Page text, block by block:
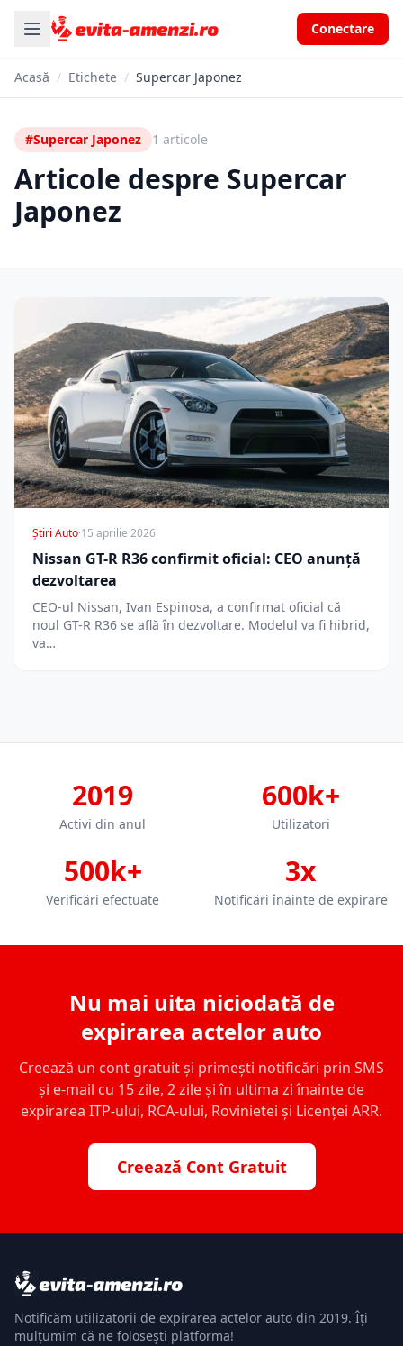
Conectare
Acasă / Etichete / Supercar Japonez
#Supercar Japonez 1 articole
Articole despre Supercar
Japonez
Știri Auto·15 aprilie 2026
Nissan GT-R R36 confirmit oficial: CEO anunță
dezvoltarea
CEO-ul Nissan, Ivan Espinosa, a confirmat oficial că
noul GT-R R36 se află în dezvoltare. Modelul va fi hibrid,
va…
2019
Activi din anul
600k+
Utilizatori
500k+
Verificări efectuate
3x
Notificări înainte de expirare
Nu mai uita niciodată de
expirarea actelor auto
Creează un cont gratuit și primești notificări prin SMS
și e-mail cu 15 zile, 2 zile și în ultima zi înainte de
expirarea ITP-ului, RCA-ului, Rovinietei și Licenței ARR.
Creează Cont Gratuit
Notificăm utilizatorii de expirarea actelor auto din 2019. Îți
mulțumim că ne folosești platforma!